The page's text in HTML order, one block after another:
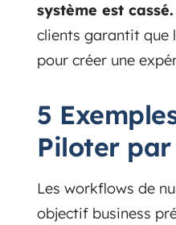
système est cassé.
clients garantit que
pour créer une
5
Piloter
Les workflows de
objectif business